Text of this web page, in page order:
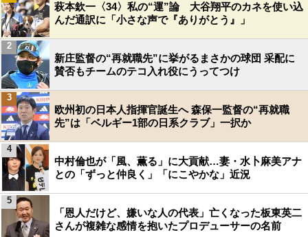
萩本欽一〈34〉私の“運”論 大谷翔平のカネを使い込
んだ通訳に「小さな声で『ありがとう』」
新庄監督の“再就職先”に挙がるまさかの球団 采配に
賛否もチームのテコ入れ役にうってつけ
2
欧州初の日本人指揮官誕生へ 森保一監督の“再就職
先”は「ベルギー1部の日系クラブ」一択か
3
中村倫也が「風、薫る」に大貢献…妻・水卜麻美アナ
との「ずっと仲良く」「にこやかな」近況
4
「恩人だけど、嫌いな人の代表」亡くなった板東英二
さんが複雑な感情を抱いたプロデューサーの名前
5